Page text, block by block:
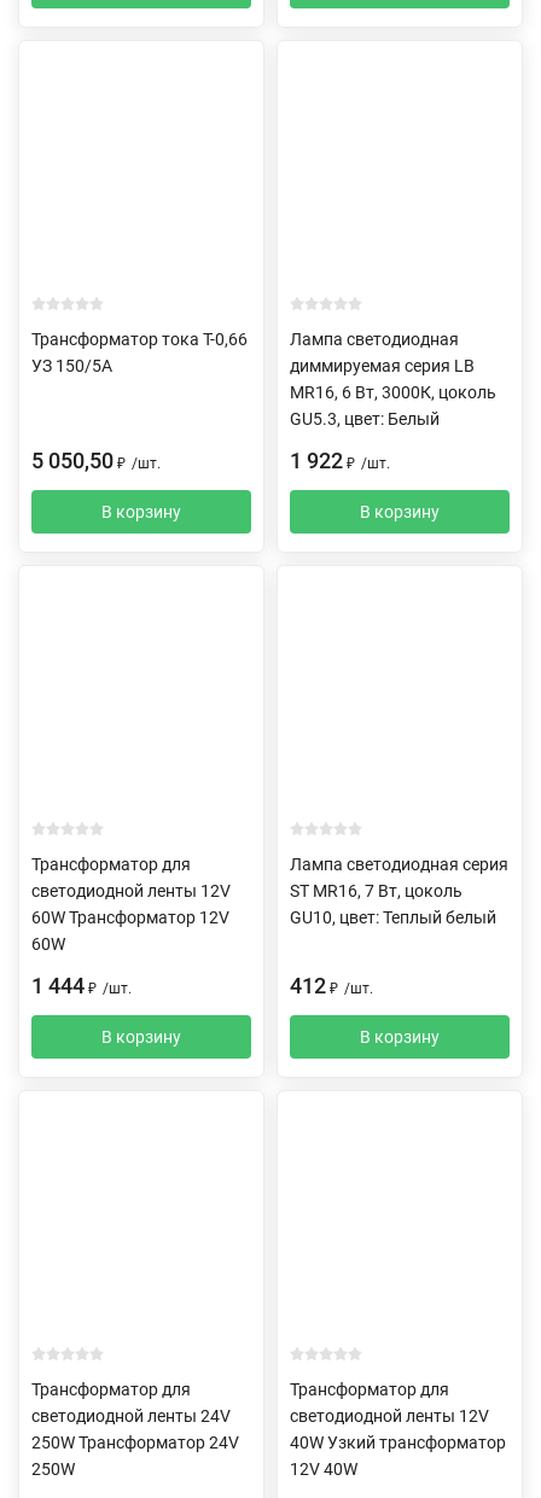
Трансформатор тока Т-0,66
УЗ 150/5А
5 050,50 ₽ /шт.
В корзину
Лампа светодиодная
диммируемая серия LB
MR16, 6 Вт, 3000К, цоколь
GU5.3, цвет: Белый
1 922 ₽ /шт.
В корзину
Трансформатор для
светодиодной ленты 12V
60W Трансформатор 12V
60W
1 444 ₽ /шт.
В корзину
Лампа светодиодная серия
ST MR16, 7 Вт, цоколь
GU10, цвет: Теплый белый
412 ₽ /шт.
В корзину
Трансформатор для
светодиодной ленты 24V
250W Трансформатор 24V
250W
Трансформатор для
светодиодной ленты 12V
40W Узкий трансформатор
12V 40W